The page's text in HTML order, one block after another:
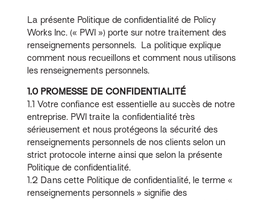
La présente Politique de confidentialité de Policy
Works Inc. (« PWI ») porte sur notre traitement des
renseignements personnels. La politique explique
comment nous recueillons et comment nous utilisons
les renseignements personnels.
1.0 PROMESSE DE CONFIDENTIALITÉ
1.1 Votre confiance est essentielle au succès de notre
entreprise. PWI traite la confidentialité très
sérieusement et nous protégeons la sécurité des
renseignements personnels de nos clients selon un
strict protocole interne ainsi que selon la présente
Politique de confidentialité.
1.2 Dans cette Politique de confidentialité, le terme «
renseignements personnels » signifie des